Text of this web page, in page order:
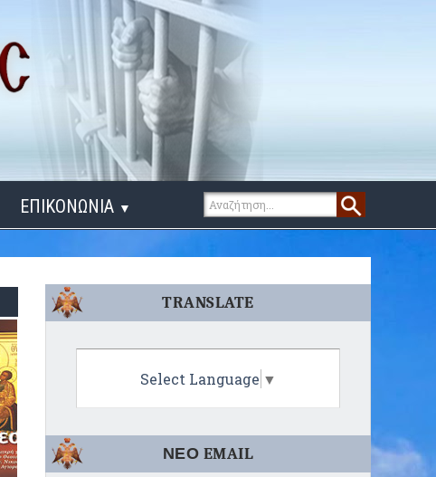
ΕΠΙΚΟΝΩΝΙΑ ▼
TRANSLATE
Select Language ▼
ΝΕΟ EMAIL